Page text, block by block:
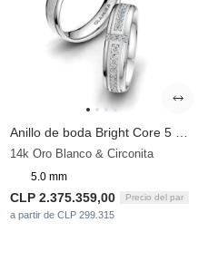
14k Oro Blanco & Circonita
5.0 mm
CLP 2.375.359,00 Precio del par
a partir de CLP 299.315